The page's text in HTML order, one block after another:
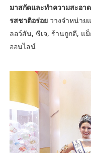
มาสกัดและทำความสะอา
รสชาติอร่อย วางจำหน่าย
ลอว์สัน, ซีเจ, ร้านถูกดี, แ
ออนไลน์